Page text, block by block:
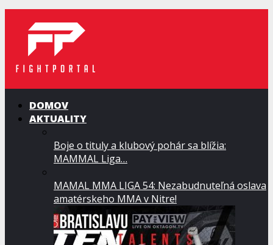
DOMOV
AKTUALITY
Boje o tituly a klubový pohár sa blížia:
MAMMAL Liga…
MAMAL MMA LIGA 54: Nezabudnuteľná oslava
amatérskeho MMA v Nitre!